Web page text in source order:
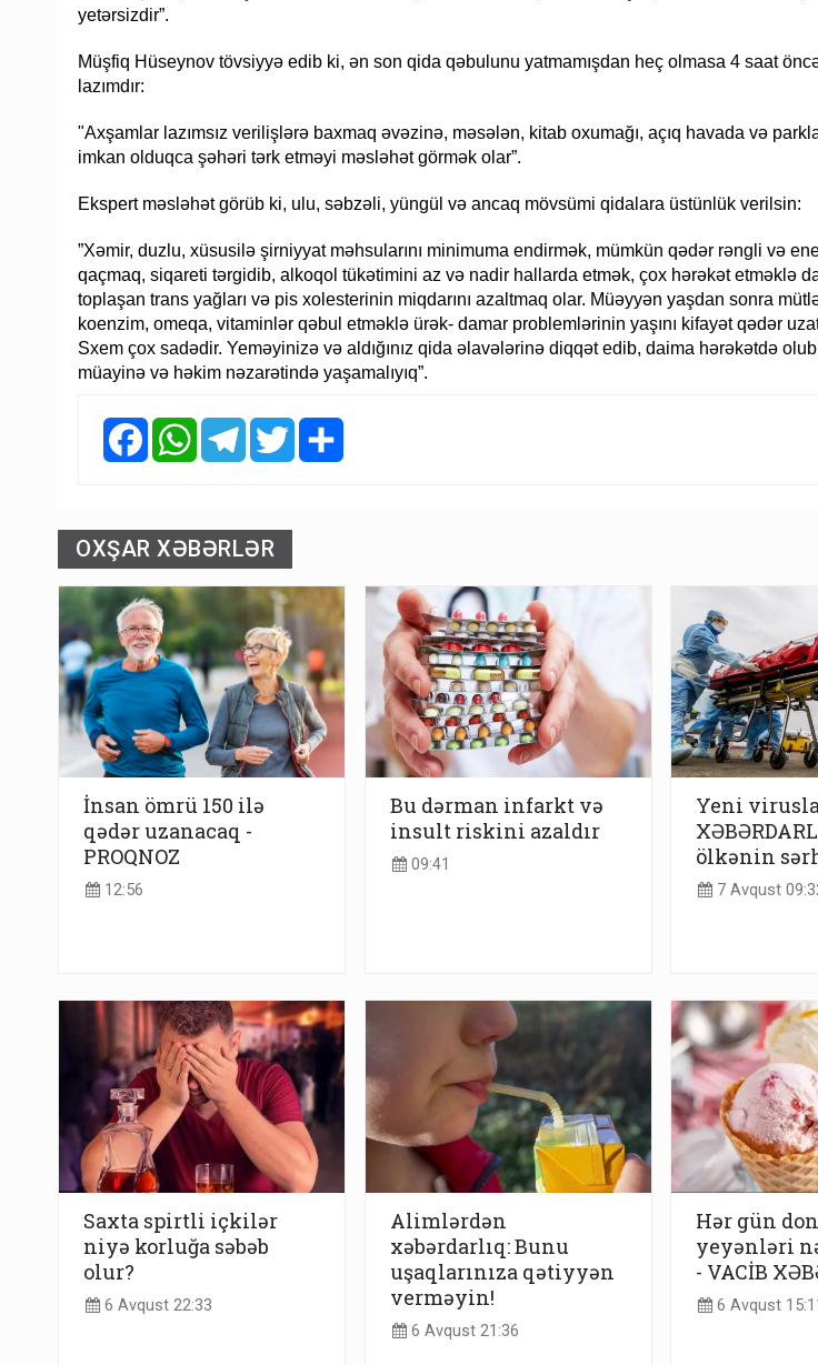
yetərsizdir”.
Müşfiq Hüseynov tövsiyyə edib ki, ən son qida qəbulunu yatmamışdan heç olmasa 4 saat
lazımdır:
"Axşamlar lazımsız verilişlərə baxmaq əvəzinə, məsələn, kitab oxumağı, açıq havada və
imkan olduqca şəhəri tərk etməyi məsləhət görmək olar”.
Ekspert məsləhət görüb ki, ulu, səbzəli, yüngül və ancaq mövsümi qidalara üstünlük verilsin:
”Xəmir, duzlu, xüsusilə şirniyyat məhsularını minimuma endirmək, mümkün qədər rəngli və
qaçmaq, siqareti tərgidib, alkoqol tükətimini az və nadir hallarda etmək, çox hərəkət etməklə
toplaşan trans yağları və pis xolesterinin miqdarını azaltmaq olar. Müəyyən yaşdan sonra
koenzim, omeqa, vitaminlər qəbul etməklə ürək- damar problemlərinin yaşını kifayət qədər
Sxem çox sadədir. Yeməyinizə və aldığınız qida əlavələrinə diqqət edib, daima hərəkətdə
müayinə və həkim nəzarətində yaşamalıyıq”.
FacebookWhatsAppTelegramTwitter
OXŞAR XƏBƏRLƏR
İnsan ömrü 150 ilə
qədər uzanacaq -
PROQNOZ
12:56
Bu dərman infarkt və
insult riskini azaldır
09:41
Yeni virusla
ölkənin
7 Avqust
Saxta spirtli içkilər
niyə korluğa səbəb
olur?
6 Avqust 22:33
Alimlərdən
xəbərdarlıq: Bunu
uşaqlarınıza qətiyyən
verməyin!
6 Avqust 21:36
Hər gün
yeyənləri
- VACİB
6 Avqust